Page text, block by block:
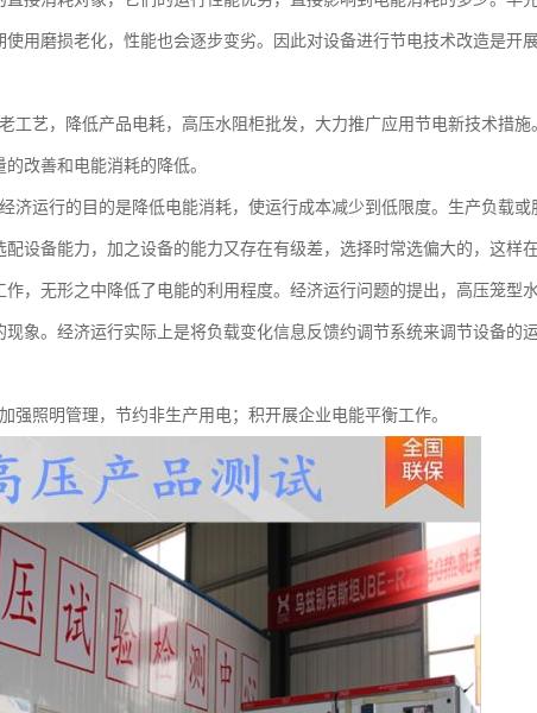
用磨损老化，性能也会逐步变劣。因此对设备进行节电技术改造是开
工艺，降低产品电耗，高压水阻柜批发，大力推广应用节电新技术措施
改善和电能消耗的降低。
济运行的目的是降低电能消耗，使运行成本减少到低限度。生产负载或
设备能力，加之设备的能力又存在有级差，选择时常选偏大的，这样
，无形之中降低了电能的利用程度。经济运行问题的提出，高压笼型
象。经济运行实际上是将负载变化信息反馈约调节系统来调节设备的
强照明管理，节约非生产用电；积开展企业电能平衡工作。